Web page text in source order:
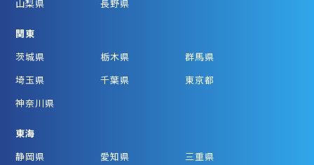
山梨県
長野県
関東
茨城県
栃木県
群馬県
埼玉県
千葉県
東京都
神奈川県
東海
静岡県
愛知県 三重県